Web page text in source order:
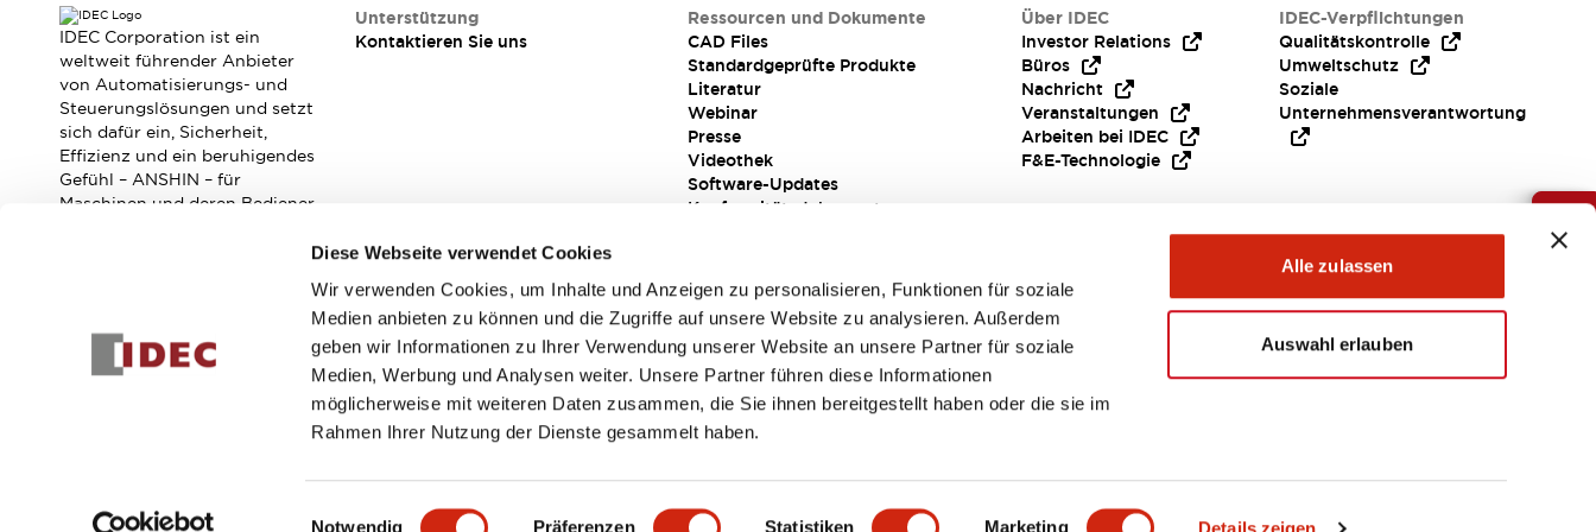
Diese Webseite verwendet Cookies
Wir verwenden Cookies, um Inhalte und Anzeigen zu personalisieren, Funktionen für soziale
Medien anbieten zu können und die Zugriffe auf unsere Website zu analysieren. Außerdem
geben wir Informationen zu Ihrer Verwendung unserer Website an unsere Partner für soziale
Medien, Werbung und Analysen weiter. Unsere Partner führen diese Informationen
möglicherweise mit weiteren Daten zusammen, die Sie ihnen bereitgestellt haben oder die sie im
Rahmen Ihrer Nutzung der Dienste gesammelt haben.
Einwilligungsauswahl
Notwendig Präferenzen Statistiken Marketing Details zeigen
Alle zulassen
Auswahl erlauben
Sicherheitslösungen
IDEC-Sicherheitskonzept
Kollaborative Sicherheit (Sicherheit 2.0)
Sicherheitsrelevante Gesetze und Normen
Sicherheitsausrüstung-Kurs
Entdecken Sie alles
Entdecken Sie alles
Software-Updates
Brauche Hilfe ?
IDEC Corporation ist ein
weltweit führender Anbieter
von Automatisierungs- und
Steuerungslösungen und setzt
sich dafür ein, Sicherheit,
Effizienz und ein beruhigendes
Gefühl – ANSHIN – für
Maschinen und deren Bediener
Unterstützung
Kontaktieren Sie uns
Ressourcen und Dokumente
CAD Files
Standardgeprüfte Produkte
Literatur
Webinar
Presse
Videothek
Software-Updates
Konformitätsdokumente
Über IDEC
Investor Relations
Büros
Nachricht
Veranstaltungen
Arbeiten bei IDEC
F&E-Technologie
IDEC-Verpflichtungen
Qualitätskontrolle
Umweltschutz
Soziale
Unternehmensverantwortung
Abonnieren Sie unseren Newsletter!
Registrieren
DatenschutzrichtlinieGeschäftsbedingungen EMEA